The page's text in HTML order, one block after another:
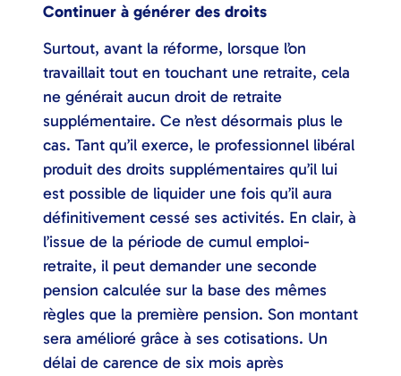
Continuer à générer des droits
Surtout, avant la réforme, lorsque l’on
travaillait tout en touchant une retraite, cela
ne générait aucun droit de retraite
supplémentaire. Ce n’est désormais plus le
cas. Tant qu’il exerce, le professionnel libéral
produit des droits supplémentaires qu’il lui
est possible de liquider une fois qu’il aura
définitivement cessé ses activités. En clair, à
l’issue de la période de cumul emploi-
retraite, il peut demander une seconde
pension calculée sur la base des mêmes
règles que la première pension. Son montant
sera amélioré grâce à ses cotisations. Un
délai de carence de six mois après